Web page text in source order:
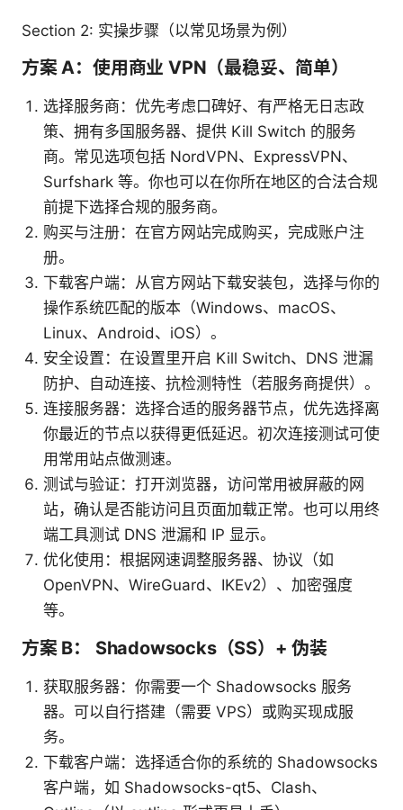
Section 2: 实操步骤（以常见场景为例）
方案 A：使用商业 VPN（最稳妥、简单）
选择服务商：优先考虑口碑好、有严格无日志政
策、拥有多国服务器、提供 Kill Switch 的服务
商。常见选项包括 NordVPN、ExpressVPN、
Surfshark 等。你也可以在你所在地区的合法合规
前提下选择合规的服务商。
购买与注册：在官方网站完成购买，完成账户注
册。
下载客户端：从官方网站下载安装包，选择与你的
操作系统匹配的版本（Windows、macOS、
Linux、Android、iOS）。
安全设置：在设置里开启 Kill Switch、DNS 泄漏
防护、自动连接、抗检测特性（若服务商提供）。
连接服务器：选择合适的服务器节点，优先选择离
你最近的节点以获得更低延迟。初次连接测试可使
用常用站点做测速。
测试与验证：打开浏览器，访问常用被屏蔽的网
站，确认是否能访问且页面加载正常。也可以用终
端工具测试 DNS 泄漏和 IP 显示。
优化使用：根据网速调整服务器、协议（如
OpenVPN、WireGuard、IKEv2）、加密强度
等。
方案 B： Shadowsocks（SS）+ 伪装
获取服务器：你需要一个 Shadowsocks 服务
器。可以自行搭建（需要 VPS）或购买现成服
务。
下载客户端：选择适合你的系统的 Shadowsocks
客户端，如 Shadowsocks-qt5、Clash、